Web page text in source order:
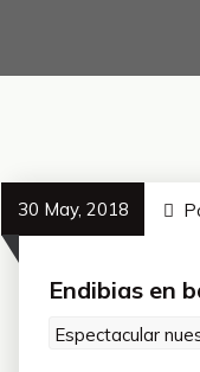
30 May, 2018
Endibias en
Espectacular